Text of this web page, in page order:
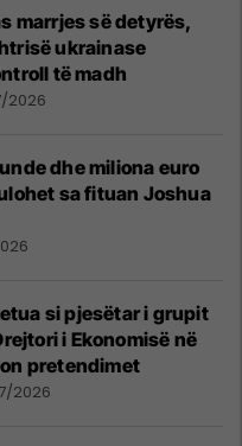
marrjes së detyrës,
ukrainase
të madh
2026
dhe miliona euro
sa fituan Joshua
si pjesëtar i grupit
i Ekonomisë në
pretendimet
2026